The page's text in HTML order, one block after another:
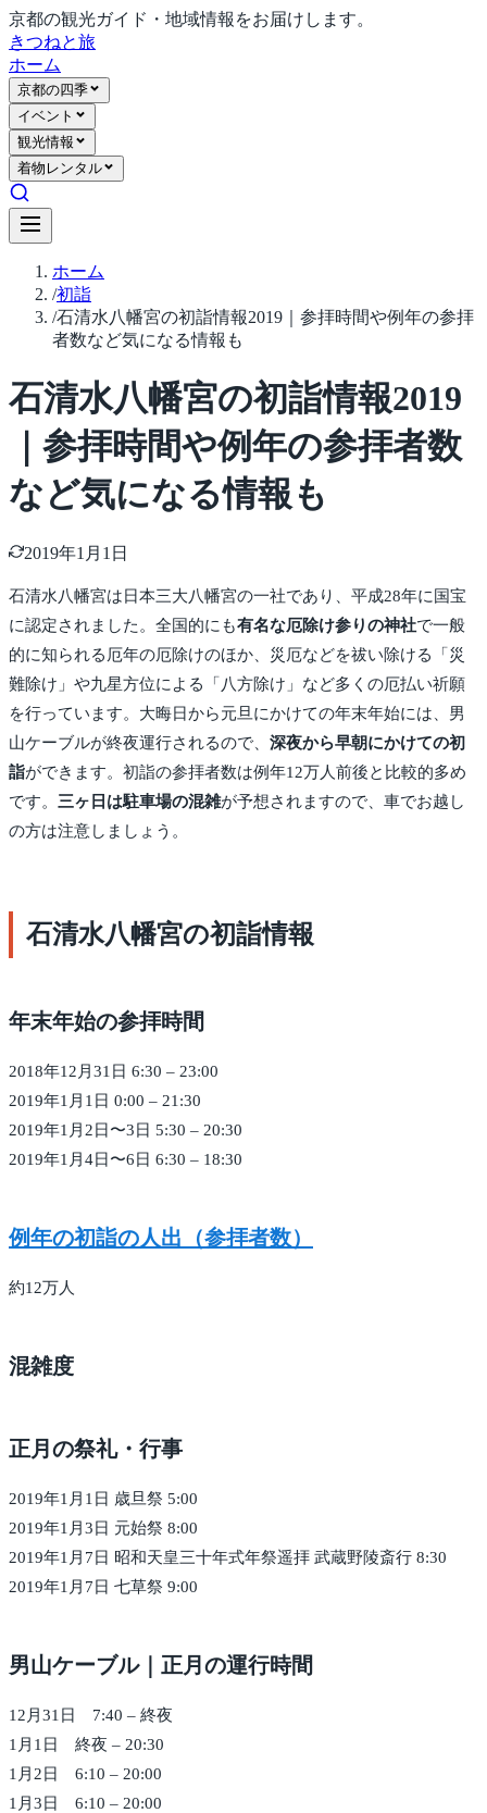
京都の観光ガイド・地域情報をお届けします。
きつねと旅
ホーム
京都の四季
イベント
観光情報
着物レンタル
ホーム
/初詣
/石清水八幡宮の初詣情報2019｜参拝時間や例年の参拝
者数など気になる情報も
石清水八幡宮の初詣情報2019
｜参拝時間や例年の参拝者数
など気になる情報も
2019年1月1日
石清水八幡宮は日本三大八幡宮の一社であり、平成28年に国宝
に認定されました。全国的にも有名な厄除け参りの神社で一般
的に知られる厄年の厄除けのほか、災厄などを祓い除ける「災
難除け」や九星方位による「八方除け」など多くの厄払い祈願
を行っています。大晦日から元旦にかけての年末年始には、男
山ケーブルが終夜運行されるので、 深夜から早朝にかけての初
詣ができます。初詣の参拝者数は例年12万人前後と比較的多め
です。 三ヶ日は駐車場の混雑が予想されますので、車でお越し
の方は注意しましょう。
石清水八幡宮の初詣情報
年末年始の参拝時間
2018年12月31日 6:30 – 23:00
2019年1月1日 0:00 – 21:30
2019年1月2日〜3日 5:30 – 20:30
2019年1月4日〜6日 6:30 – 18:30
例年の初詣の人出（参拝者数）
約12万人
混雑度
正月の祭礼・行事
2019年1月1日 歳旦祭 5:00
2019年1月3日 元始祭 8:00
2019年1月7日 昭和天皇三十年式年祭遥拝 武蔵野陵斎行 8:30
2019年1月7日 七草祭 9:00
男山ケーブル｜正月の運行時間
12月31日 7:40 – 終夜
1月1日 終夜 – 20:30
1月2日 6:10 – 20:00
1月3日 6:10 – 20:00